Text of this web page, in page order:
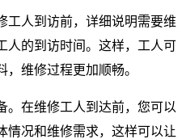
工人到访前，详细说明需要维
人的到访时间。这样，工人可
维修过程更加顺畅。
。在维修工人到达前，您可以
情况和维修需求，这样可以让